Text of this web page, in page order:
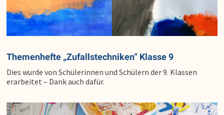
Themenhefte „Zufallstechniken“ Klasse 9
Dies wurde von Schülerinnen und Schülern der 9. Klassen
erarbeitet – Dank auch dafür.